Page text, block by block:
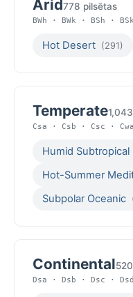
Arid778 pilsētas
BWh · BWk · BSh · BSk
Hot Desert (291)
Temperate
Csa · Csb · Csc ·
Humid Subtropical
Hot-Summer
Subpolar Oceanic
Continental
Dsa · Dsb · Dsc ·